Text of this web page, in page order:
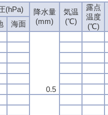
(hPa)
降水量
(mm)
気温
(℃)
露点
温度
(℃)
海面
0.5
(hPa)
降水量
(mm)
気温
(℃)
露点
温度
(℃)
海面
0.5
(hPa)
降水量
(mm)
気温
(℃)
露点
温度
(℃)
海面
0.5
(hPa)
降水量
(mm)
気温
(℃)
露点
温度
(℃)
海面
0.5